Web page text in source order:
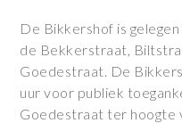
De Bikkershof is
de Bekkerstraat,
Goedestraat. De
uur voor publiek
Goedestraat ter hoogte